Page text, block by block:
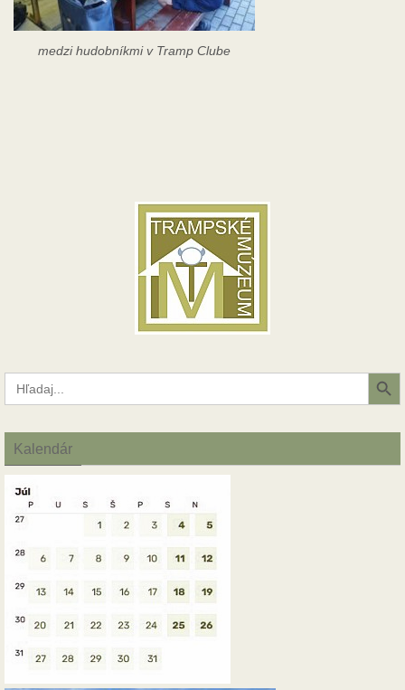
medzi hudobníkmi v Tramp Clube
Search
for:
Search Button
Kalendár